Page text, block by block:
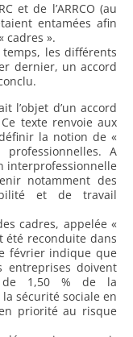
et de l’ARRCO (au
entamées afin
cadres ».
les différents
dernier, un accord
l’objet d’un accord
texte renvoie aux
la notion de «
A
interprofessionnelle
notamment des
et de travail
cadres, appelée «
été reconduite dans
février indique que
entreprises doivent
de 1,50 % de la
sécurité sociale en
priorité au risque